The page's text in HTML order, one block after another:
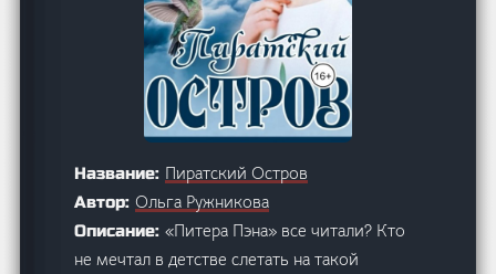
Название: Пиратский Остров
Автор:Ольга Ружникова
Описание:«Питера Пэна» все читали? Кто
не мечтал в детстве слетать на такой